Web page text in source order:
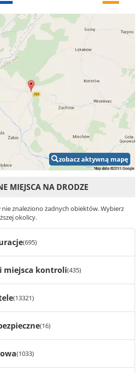
zobacz aktywną mapę
MIEJSCA NA DRODZE
znaleziono żadnych obiektów. Wybierz
okolicy.
(695)
miejsca kontroli(435)
(13321)
(16)
(1033)